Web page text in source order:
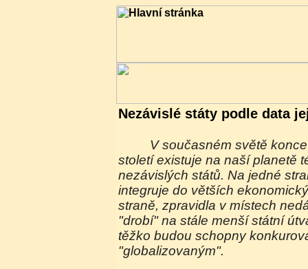
Nezávislé státy podle data
V současném světě konce prvního desetiletí 21.
století existuje na naší planetě
nezávislých států. Na jedné
integruje do větších
straně, zpravidla v místech
"drobí" na stále menší státní
těžko budou schopny
"globalizovaným".